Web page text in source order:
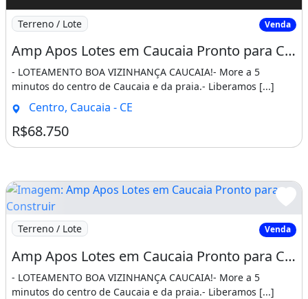
Imagem: Amp Apos Lotes em Caucaia Pronto para
Terreno / Lote Venda
Amp Apos Lotes em Caucaia Pronto para Construir Pertinho do Centro e da Praia. Apareça
- LOTEAMENTO BOA VIZINHANÇA CAUCAIA!- More a 5
minutos do centro de Caucaia e da praia.- Liberamos [...]
Centro, Caucaia - CE
R$68.750
Imagem: Amp Apos Lotes em Caucaia Pronto para
Terreno / Lote Venda
Amp Apos Lotes em Caucaia Pronto para Construir Pertinho do Centro e da Praia. Hebreus
- LOTEAMENTO BOA VIZINHANÇA CAUCAIA!- More a 5
minutos do centro de Caucaia e da praia.- Liberamos [...]